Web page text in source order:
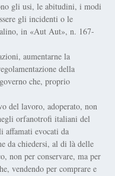
gli usi, le abitudini, i modi
gli incidenti o le
in «Aut Aut», n. 167-
aumentarne la
della
che, proprio
del lavoro, adoperato, non
orfanotrofi italiani del
affamati evocati da
da chiedersi, al di là delle
non per conservare, ma per
vendendo per comprare e